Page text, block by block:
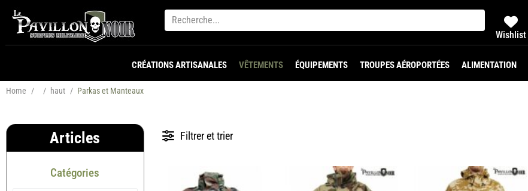
Wishlist
CRÉATIONS ARTISANALES VÊTEMENTS ÉQUIPEMENTS TROUPES AÉROPORTÉES ALIMENTATION
Home / / haut / Parkas et Manteaux
Articles
Catégories
Filtrer et trier